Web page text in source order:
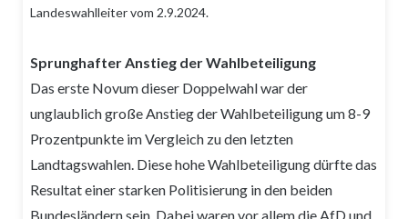
Landeswahlleiter vom 2.9.2024.
Sprunghafter Anstieg der Wahlbeteiligung
Das erste Novum dieser Doppelwahl war der
unglaublich große Anstieg der Wahlbeteiligung um 8-9
Prozentpunkte im Vergleich zu den letzten
Landtagswahlen. Diese hohe Wahlbeteiligung dürfte das
Resultat einer starken Politisierung in den beiden
Bundesländern sein. Dabei waren vor allem die AfD und